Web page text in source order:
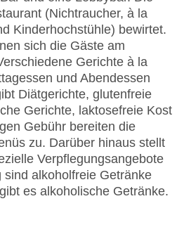
9
375
Gebühr, Outdoor Pool:
am Pool, Liegen
Handtücher: ohne Gebühr
Express, EC Maestro,
Sterne
(Nichtraucher, à la
Kinderhochstühle) bewirtet.
sich die Gäste am
Gerichte à la
und Abendessen
Diätgerichte, glutenfreie
Gerichte, laktosefreie Kost
Gebühr bereiten die
zu. Darüber hinaus stellt
Verpflegungsangebote
sind alkoholfreie Getränke
es alkoholische Getränke.